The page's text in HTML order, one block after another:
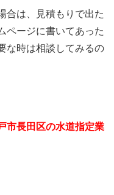
合は、見積もりで出た
ページに書いてあった
な時は相談してみるの
市長田区の水道指定業